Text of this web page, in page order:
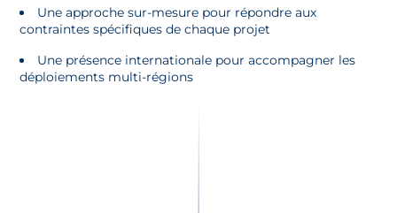
Une approche sur-mesure pour répondre aux
contraintes spécifiques de chaque projet
Une présence internationale pour accompagner les
déploiements multi-régions